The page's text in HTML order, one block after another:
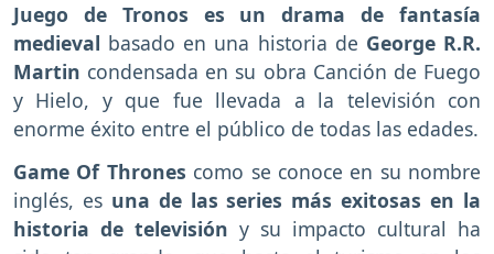
Juego de Tronos es un drama de fantasía
medieval basado en una historia de George R.R.
Martin condensada en su obra Canción de Fuego
y Hielo, y que fue llevada a la televisión con
enorme éxito entre el público de todas las edades.
Game Of Thrones como se conoce en su nombre
inglés, es una de las series más exitosas en la
historia de televisión y su impacto cultural ha